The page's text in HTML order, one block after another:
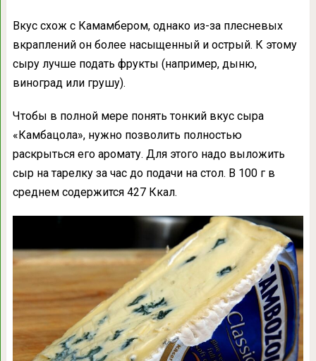
Вкус схож с Камамбером, однако из-за плесневых
вкраплений он более насыщенный и острый. К этому
сыру лучше подать фрукты (например, дыню,
виноград или грушу).
Чтобы в полной мере понять тонкий вкус сыра
«Камбацола», нужно позволить полностью
раскрыться его аромату. Для этого надо выложить
сыр на тарелку за час до подачи на стол. В 100 г в
среднем содержится 427 Ккал.